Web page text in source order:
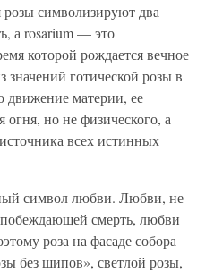
символизируют два
а rosarium — это
которой рождается вечное
готической розы в
материи, ее
огня, но не физического, а
всех истинных
символ любви. Любви, не
смерть, любви
роза на фасаде собора
без шипов», светлой розы,